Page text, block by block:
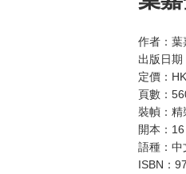
作者：葉
出版日期
定價：
頁數：
裝幀：精
開本：16
語種：中
ISBN：